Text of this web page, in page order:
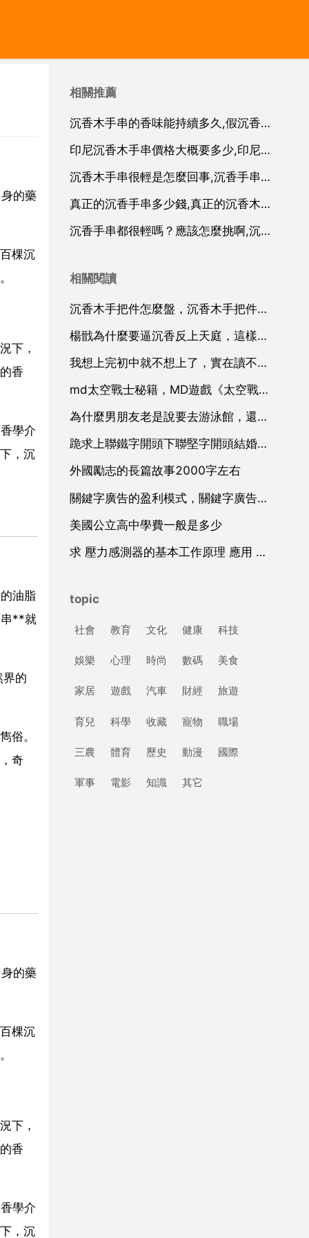
的藥
棵沉
下，
香
學介
，沉
油脂
串**就
的
俗。
奇
的藥
棵沉
下，
香
學介
，沉
相關推薦
沉香木手串的香味能持續多久,假沉香手串香味能保持多長時間
印尼沉香木手串價格大概要多少,印尼沉香手串的價格一般多少錢
沉香木手串很輕是怎麼回事,沉香手串怎麼辨別
真正的沉香手串多少錢,真正的沉香木手串價格是多少
沉香手串都很輕嗎？應該怎麼挑啊,沉香木手串很輕是怎麼回事
相關閱讀
沉香木手把件怎麼盤，沉香木手把件把玩，為什麼要帶手套玩沉香
楊戩為什麼要逼沉香反上天庭，這樣他不心疼嗎？,為什麼不和沉香
我想上完初中就不想上了，實在讀不下去了，和我怕到了社會學歷太低找不到工作，有沒有什麼不太靠學歷大部
md太空戰士秘籍，MD遊戲《太空戰士》秘籍
為什麼男朋友老是說要去游泳館，還說以前給我沒在一起的時候經常去
跪求上聯鐵字開頭下聯堅字開頭結婚對聯上聯姣字開頭下聯文字開頭結婚對聯跪拜各位大神
外國勵志的長篇故事2000字左右
關鍵字廣告的盈利模式，關鍵字廣告廣告
美國公立高中學費一般是多少
求 壓力感測器的基本工作原理 應用 和設計 方面的資料
topic
社會 教育 文化 健康 科技
娛樂 心理 時尚 數碼 美食
家居 遊戲 汽車 財經 旅遊
育兒 科學 收藏 寵物 職場
三農 體育 歷史 動漫 國際
軍事 電影 知識 其它